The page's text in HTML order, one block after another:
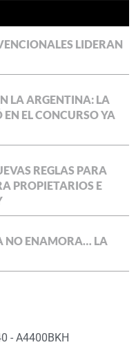
LIDERAN
LA ARGENTINA: LA
EL CONCURSO YA
REGLAS PARA
PROPIETARIOS E
NO ENAMORA… LA
- A4400BKH